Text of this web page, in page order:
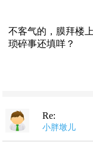
不客气的，膜拜楼
琐碎事还填咩？
Re:
小胖墩儿